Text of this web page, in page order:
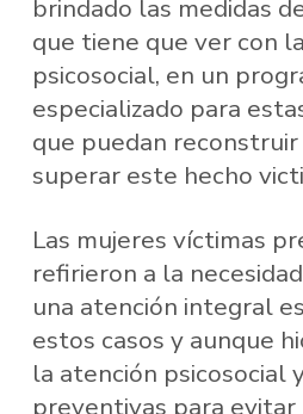
brindado las medidas
que tiene que ver con
psicosocial, en un
especializado para
que puedan
superar este hecho
Las mujeres víctimas
refirieron a la
una atención integral
estos casos y aunque
la atención psicosocial
preventivas para